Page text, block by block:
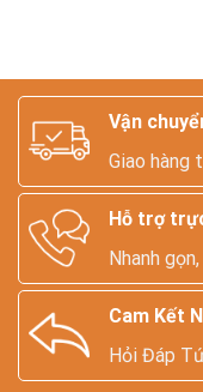
Vận
Giao hàng
Hỗ trợ
Nhanh
Cam Kết
Hỏi Đáp